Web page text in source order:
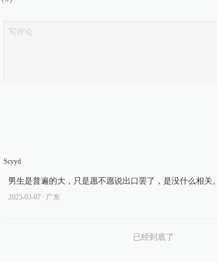
Scyyd
男生是普遍的大，只是愿不愿说出口罢了，是没什么相关。
2025-03-07 ∙ 广东
已经到底了